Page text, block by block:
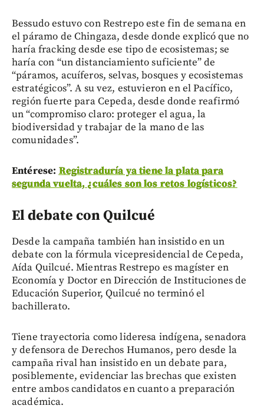
Bessudo estuvo con Restrepo este fin de semana en
el páramo de Chingaza, desde donde explicó que no
haría fracking desde ese tipo de ecosistemas; se
haría con “un distanciamiento suficiente” de
“páramos, acuíferos, selvas, bosques y ecosistemas
estratégicos”. A su vez, estuvieron en el Pacífico,
región fuerte para Cepeda, desde donde reafirmó
un “compromiso claro: proteger el agua, la
biodiversidad y trabajar de la mano de las
comunidades”.
Entérese: Registraduría ya tiene la plata para
segunda vuelta, ¿cuáles son los retos logísticos?
El debate con Quilcué
Desde la campaña también han insistido en un
debate con la fórmula vicepresidencial de Cepeda,
Aída Quilcué. Mientras Restrepo es magíster en
Economía y Doctor en Dirección de Instituciones de
Educación Superior, Quilcué no terminó el
bachillerato.
Tiene trayectoria como lideresa indígena, senadora
y defensora de Derechos Humanos, pero desde la
campaña rival han insistido en un debate para,
posiblemente, evidenciar las brechas que existen
entre ambos candidatos en cuanto a preparación
académica.